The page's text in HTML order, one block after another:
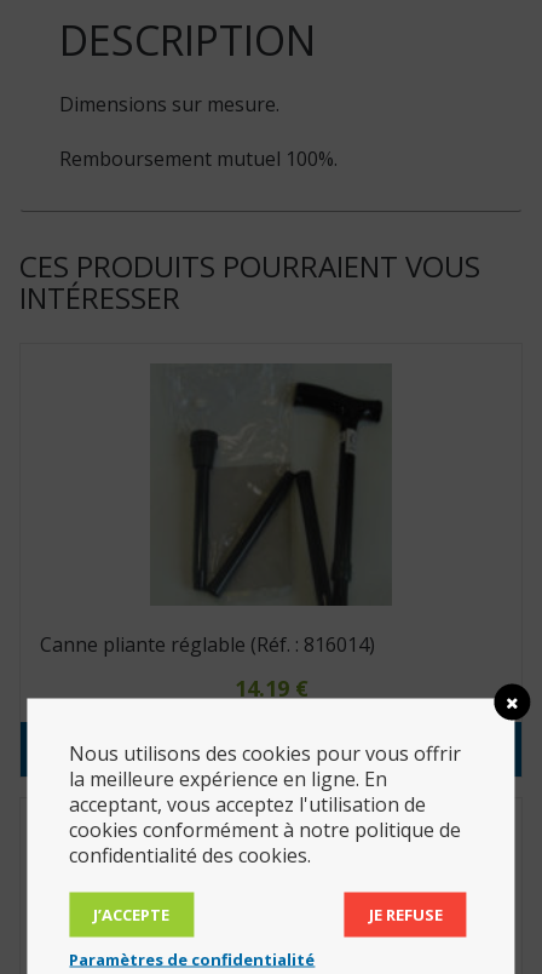
DESCRIPTION
Dimensions sur mesure.
Remboursement mutuel 100%.
CES PRODUITS POURRAIENT VOUS
INTÉRESSER
Canne pliante réglable (Réf. : 816014)
14.19 €
Consulter le produit
Nous utilisons des cookies pour vous offrir
la meilleure expérience en ligne. En
acceptant, vous acceptez l'utilisation de
cookies conformément à notre politique de
confidentialité des cookies.
J’ACCEPTE JE REFUSE
Paramètres de confidentialité